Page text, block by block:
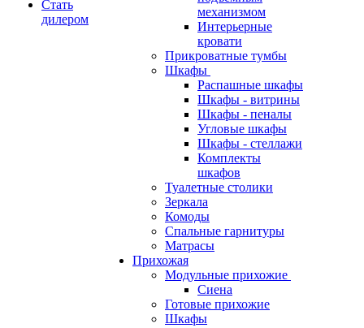
Стать
дилером
механизмом
Интерьерные
кровати
Прикроватные тумбы
Шкафы
Распашные шкафы
Шкафы - витрины
Шкафы - пеналы
Угловые шкафы
Шкафы - стеллажи
Комплекты
шкафов
Туалетные столики
Зеркала
Комоды
Спальные гарнитуры
Матрасы
Прихожая
Модульные прихожие
Сиена
Готовые прихожие
Шкафы